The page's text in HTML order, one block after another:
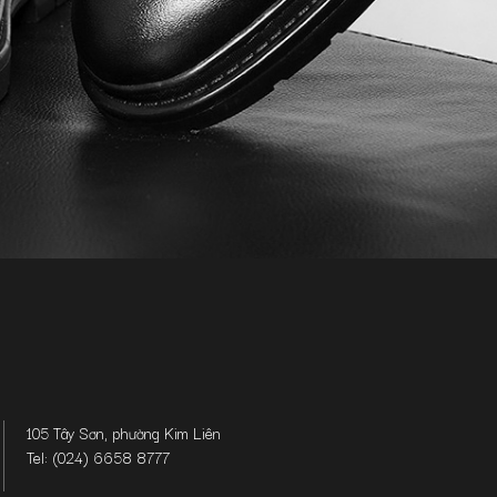
105 Tây Sơn, phường Kim Liên
Tel: (024) 6658 8777